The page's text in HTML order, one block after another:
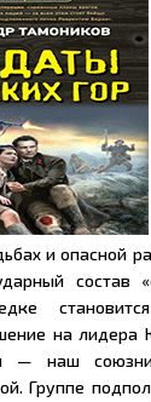
и опасной
состав
на лидера
— наш
Группе